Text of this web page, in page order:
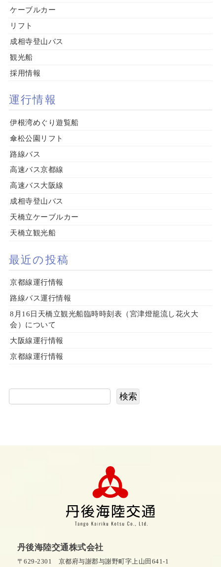
ケーブルカー
リフト
成相寺登山バス
観光船
採用情報
運行情報
伊根湾めぐり遊覧船
傘松公園リフト
路線バス
高速バス京都線
高速バス大阪線
成相寺登山バス
天橋立ケーブルカー
天橋立観光船
最近の投稿
京都線運行情報
路線バス運行情報
8月16日天橋立観光船臨時時刻表（宮津燈籠流し花火大
会）について
大阪線運行情報
京都線運行情報
検索
丹後海陸交通株式会社
〒629-2301 京都府与謝郡与謝野町字上山田641-1